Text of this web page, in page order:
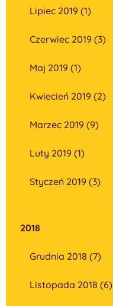
Lipiec 2019 (1)
Czerwiec 2019 (3)
Maj 2019 (1)
Kwiecień 2019 (2)
Marzec 2019 (9)
Luty 2019 (1)
Styczeń 2019 (3)
2018
Grudnia 2018 (7)
Listopada 2018 (6)